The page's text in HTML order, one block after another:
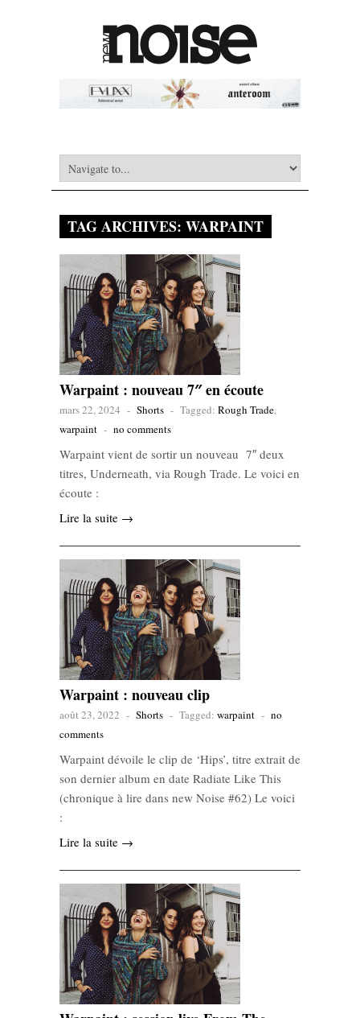
TAG ARCHIVES: WARPAINT
Warpaint : nouveau 7″ en écoute
mars 22, 2024 - Shorts - Tagged: Rough Trade,
warpaint - no comments
Warpaint vient de sortir un nouveau 7″ deux
titres, Underneath, via Rough Trade. Le voici en
écoute :
Lire la suite →
Warpaint : nouveau clip
août 23, 2022 - Shorts - Tagged: warpaint - no
comments
Warpaint dévoile le clip de ‘Hips’, titre extrait de
son dernier album en date Radiate Like This
(chronique à lire dans new Noise #62) Le voici
:
Lire la suite →